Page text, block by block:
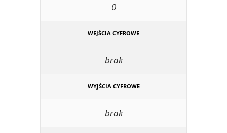
0
WEJŚCIA CYFROWE
brak
WYJŚCIA CYFROWE
brak